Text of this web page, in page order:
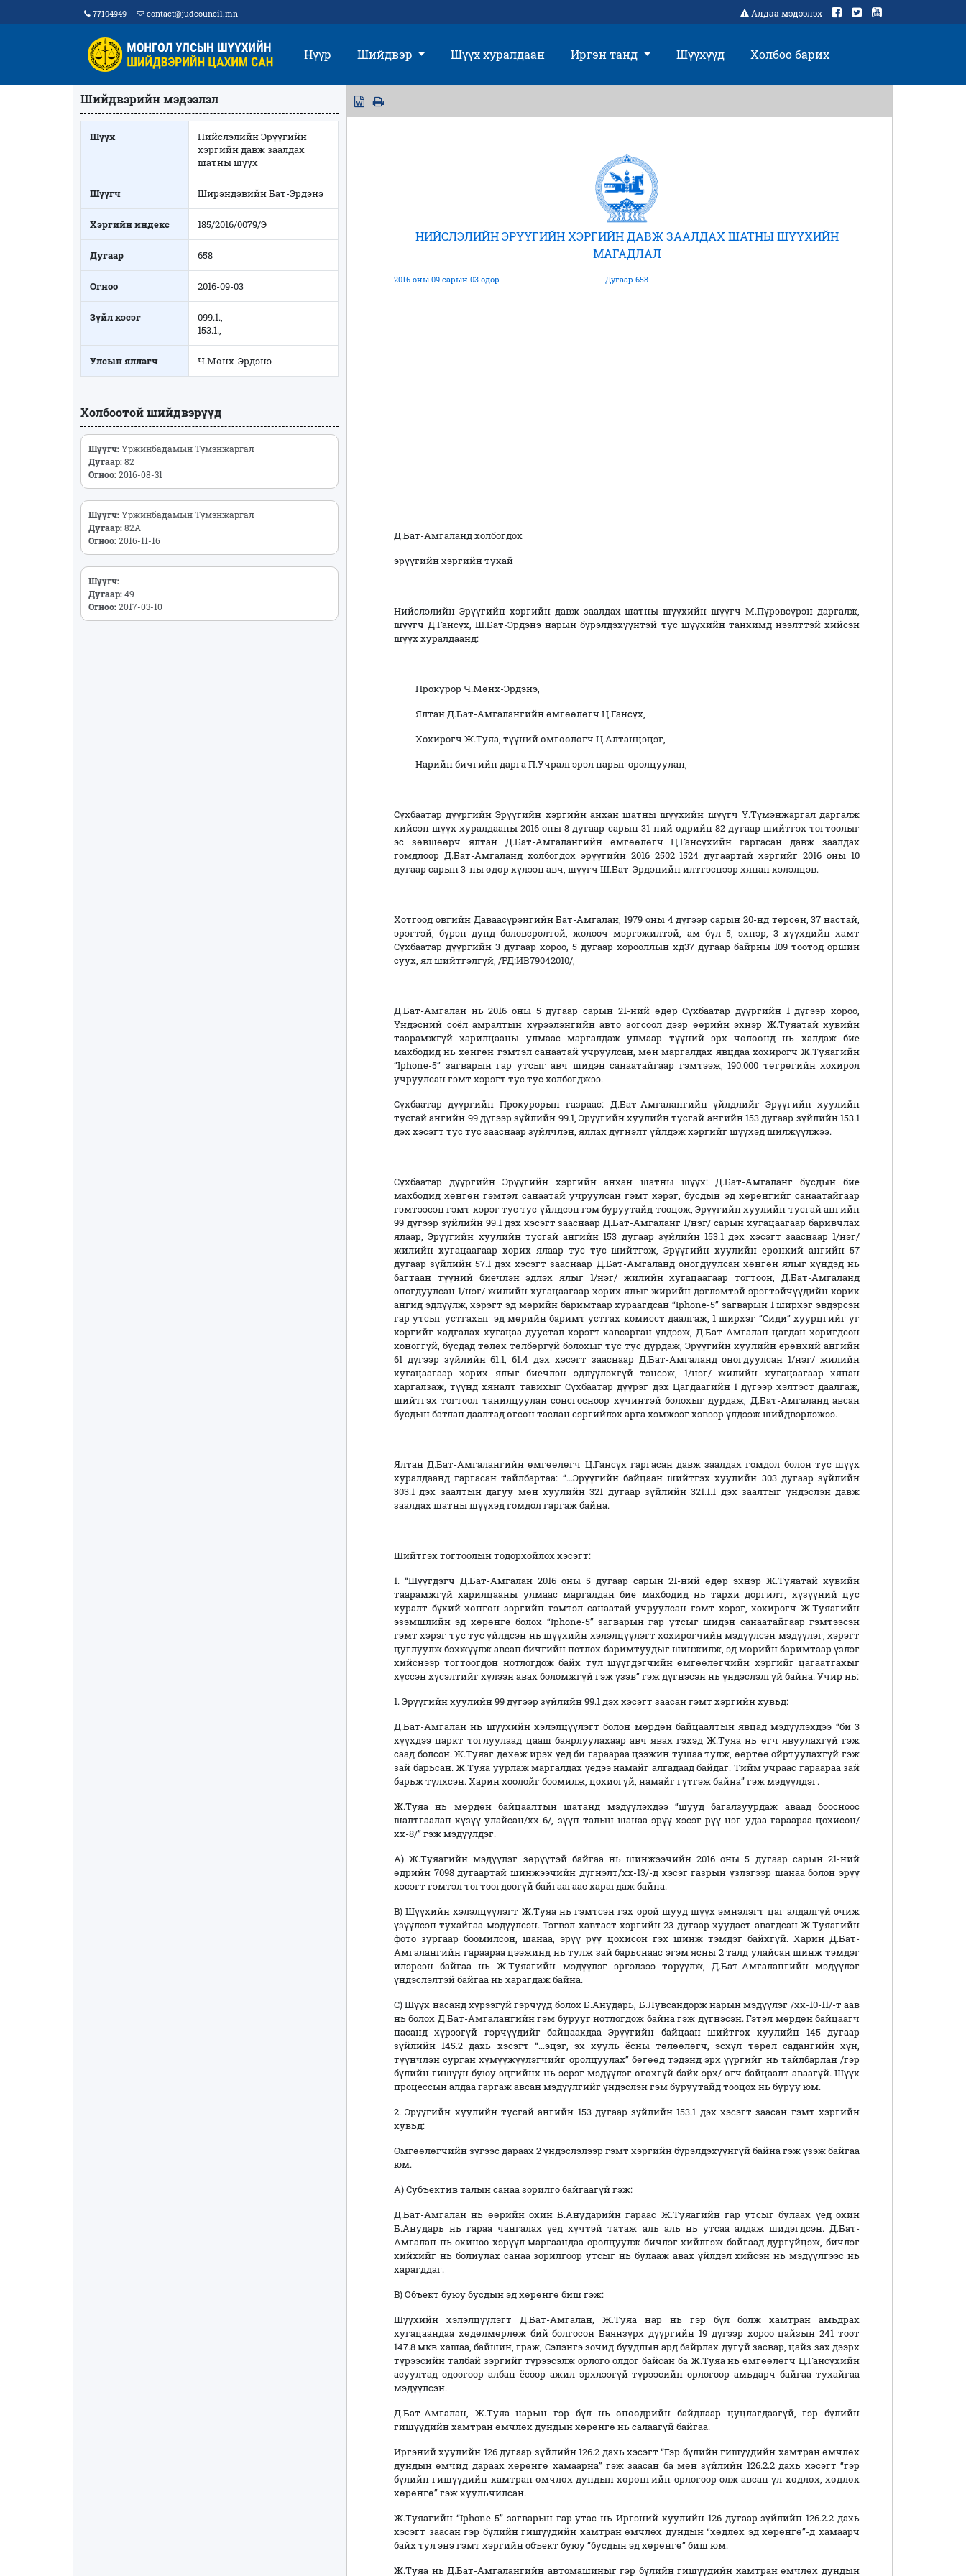
77104949 contact@judcouncil.mn Алдаа мэдээлэх
Нүүр Шийдвэр Шүүх хуралдаан Иргэн танд Шүүхүүд Холбоо барих
Шийдвэрийн мэдээлэл
Шүүх
Нийслэлийн Эрүүгийн
хэргийн давж заалдах
шатны шүүх
Шүүгч Ширэндэвийн Бат-Эрдэнэ
Хэргийн индекс 185/2016/0079/Э
Дугаар 658
Огноо 2016-09-03
Зүйл хэсэг
099.1.,
153.1.,
Улсын яллагч Ч.Мөнх-Эрдэнэ
Холбоотой шийдвэрүүд
Шүүгч:Үржинбадамын Түмэнжаргал
Дугаар:82
Огноо:2016-08-31
Шүүгч:Үржинбадамын Түмэнжаргал
Дугаар:82А
Огноо:2016-11-16
Шүүгч:
Дугаар:49
Огноо:2017-03-10
НИЙСЛЭЛИЙН ЭРҮҮГИЙН ХЭРГИЙН ДАВЖ ЗААЛДАХ ШАТНЫ ШҮҮХИЙН
МАГАДЛАЛ
2016 оны 09 сарын 03 өдөр Дугаар 658
Д.Бат-Амгаланд холбогдох
эрүүгийн хэргийн тухай
Нийслэлийн Эрүүгийн хэргийн давж заалдах шатны шүүхийн шүүгч М.Пүрэвсүрэн даргалж,
шүүгч Д.Гансүх, Ш.Бат-Эрдэнэ нарын бүрэлдэхүүнтэй тус шүүхийн танхимд нээлттэй хийсэн
шүүх хуралдаанд:
Прокурор Ч.Мөнх-Эрдэнэ,
Ялтан Д.Бат-Амгалангийн өмгөөлөгч Ц.Гансүх,
Хохирогч Ж.Туяа, түүний өмгөөлөгч Ц.Алтанцэцэг,
Нарийн бичгийн дарга П.Учралгэрэл нарыг оролцуулан,
Сүхбаатар дүүргийн Эрүүгийн хэргийн анхан шатны шүүхийн шүүгч Ү.Түмэнжаргал даргалж
хийсэн шүүх хуралдааны 2016 оны 8 дугаар сарын 31-ний өдрийн 82 дугаар шийтгэх тогтоолыг
эс зөвшөөрч ялтан Д.Бат-Амгалангийн өмгөөлөгч Ц.Гансүхийн гаргасан давж заалдах
гомдлоор Д.Бат-Амгаланд холбогдох эрүүгийн 2016 2502 1524 дугаартай хэргийг 2016 оны 10
дугаар сарын 3-ны өдөр хүлээн авч, шүүгч Ш.Бат-Эрдэнийн илтгэснээр хянан хэлэлцэв.
Хотгоод овгийн Даваасүрэнгийн Бат-Амгалан, 1979 оны 4 дүгээр сарын 20-нд төрсөн, 37 настай,
эрэгтэй, бүрэн дунд боловсролтой, жолооч мэргэжилтэй, ам бүл 5, эхнэр, 3 хүүхдийн хамт
Сүхбаатар дүүргийн 3 дугаар хороо, 5 дугаар хорооллын хд37 дугаар байрны 109 тоотод оршин
суух, ял шийтгэлгүй, /РД:ИВ79042010/,
Д.Бат-Амгалан нь 2016 оны 5 дугаар сарын 21-ний өдөр Сүхбаатар дүүргийн 1 дүгээр хороо,
Үндэсний соёл амралтын хүрээлэнгийн авто зогсоол дээр өөрийн эхнэр Ж.Туяатай хувийн
таарамжгүй харилцааны улмаас маргалдаж улмаар түүний эрх чөлөөнд нь халдаж бие
махбодид нь хөнгөн гэмтэл санаатай учруулсан, мөн маргалдах явцдаа хохирогч Ж.Туяагийн
“Iphone-5” загварын гар утсыг авч шидэн санаатайгаар гэмтээж, 190.000 төгрөгийн хохирол
учруулсан гэмт хэрэгт тус тус холбогджээ.
Сүхбаатар дүүргийн Прокурорын газраас: Д.Бат-Амгалангийн үйлдлийг Эрүүгийн хуулийн
тусгай ангийн 99 дүгээр зүйлийн 99.1, Эрүүгийн хуулийн тусгай ангийн 153 дугаар зүйлийн 153.1
дэх хэсэгт тус тус зааснаар зүйлчлэн, яллах дүгнэлт үйлдэж хэргийг шүүхэд шилжүүлжээ.
Сүхбаатар дүүргийн Эрүүгийн хэргийн анхан шатны шүүх: Д.Бат-Амгаланг бусдын бие
махбодид хөнгөн гэмтэл санаатай учруулсан гэмт хэрэг, бусдын эд хөрөнгийг санаатайгаар
гэмтээсэн гэмт хэрэг тус тус үйлдсэн гэм буруутайд тооцож, Эрүүгийн хуулийн тусгай ангийн
99 дүгээр зүйлийн 99.1 дэх хэсэгт зааснаар Д.Бат-Амгаланг 1/нэг/ сарын хугацаагаар баривчлах
ялаар, Эрүүгийн хуулийн тусгай ангийн 153 дугаар зүйлийн 153.1 дэх хэсэгт зааснаар 1/нэг/
жилийн хугацаагаар хорих ялаар тус тус шийтгэж, Эрүүгийн хуулийн ерөнхий ангийн 57
дугаар зүйлийн 57.1 дэх хэсэгт зааснаар Д.Бат-Амгаланд оногдуулсан хөнгөн ялыг хүндэд нь
багтаан түүний биечлэн эдлэх ялыг 1/нэг/ жилийн хугацаагаар тогтоон, Д.Бат-Амгаланд
оногдуулсан 1/нэг/ жилийн хугацаагаар хорих ялыг жирийн дэглэмтэй эрэгтэйчүүдийн хорих
ангид эдлүүлж, хэрэгт эд мөрийн баримтаар хураагдсан “Iphone-5” загварын 1 ширхэг эвдэрсэн
гар утсыг устгахыг эд мөрийн баримт устгах комисст даалгаж, 1 ширхэг “Сиди” хуурцгийг уг
хэргийг хадгалах хугацаа дуустал хэрэгт хавсарган үлдээж, Д.Бат-Амгалан цагдан хоригдсон
хоноггүй, бусдад төлөх төлбөргүй болохыг тус тус дурдаж, Эрүүгийн хуулийн ерөнхий ангийн
61 дүгээр зүйлийн 61.1, 61.4 дэх хэсэгт зааснаар Д.Бат-Амгаланд оногдуулсан 1/нэг/ жилийн
хугацаагаар хорих ялыг биечлэн эдлүүлэхгүй тэнсэж, 1/нэг/ жилийн хугацаагаар хянан
харгалзаж, түүнд хяналт тавихыг Сүхбаатар дүүрэг дэх Цагдаагийн 1 дүгээр хэлтэст даалгаж,
шийтгэх тогтоол танилцуулан сонсгосноор хүчинтэй болохыг дурдаж, Д.Бат-Амгаланд авсан
бусдын батлан даалтад өгсөн таслан сэргийлэх арга хэмжээг хэвээр үлдээж шийдвэрлэжээ.
Ялтан Д.Бат-Амгалангийн өмгөөлөгч Ц.Гансүх гаргасан давж заалдах гомдол болон тус шүүх
хуралдаанд гаргасан тайлбартаа: “...Эрүүгийн байцаан шийтгэх хуулийн 303 дугаар зүйлийн
303.1 дэх заалтын дагуу мөн хуулийн 321 дугаар зүйлийн 321.1.1 дэх заалтыг үндэслэн давж
заалдах шатны шүүхэд гомдол гаргаж байна.
Шийтгэх тогтоолын тодорхойлох хэсэгт:
1. “Шүүгдэгч Д.Бат-Амгалан 2016 оны 5 дугаар сарын 21-ний өдөр эхнэр Ж.Туяатай хувийн
таарамжгүй харилцааны улмаас маргалдан бие махбодид нь тархи доргилт, хүзүүний цус
хуралт бүхий хөнгөн зэргийн гэмтэл санаатай учруулсан гэмт хэрэг, хохирогч Ж.Туяагийн
эзэмшлийн эд хөрөнгө болох “Iphone-5” загварын гар утсыг шидэн санаатайгаар гэмтээсэн
гэмт хэрэг тус тус үйлдсэн нь шүүхийн хэлэлцүүлэгт хохирогчийн мэдүүлсэн мэдүүлэг, хэрэгт
цуглуулж бэхжүүлж авсан бичгийн нотлох баримтуудыг шинжилж, эд мөрийн баримтаар үзлэг
хийснээр тогтоогдон нотлогдож байх тул шүүгдэгчийн өмгөөлөгчийн хэргийг цагаатгахыг
хүссэн хүсэлтийг хүлээн авах боломжгүй гэж үзэв” гэж дүгнэсэн нь үндэслэлгүй байна. Учир нь:
1. Эрүүгийн хуулийн 99 дүгээр зүйлийн 99.1 дэх хэсэгт заасан гэмт хэргийн хувьд:
Д.Бат-Амгалан нь шүүхийн хэлэлцүүлэгт болон мөрдөн байцаалтын явцад мэдүүлэхдээ “би 3
хүүхдээ паркт тоглуулаад цааш баярлуулахаар авч явах гэхэд Ж.Туяа нь өгч явуулахгүй гэж
саад болсон. Ж.Туяаг дөхөж ирэх үед би гараараа цээжин тушаа тулж, өөртөө ойртуулахгүй гэж
зай барьсан. Ж.Туяа уурлаж маргалдах үедээ намайг алгадаад байдаг. Тийм учраас гараараа зай
барьж түлхсэн. Харин хоолойг боомилж, цохиогүй, намайг гүтгэж байна” гэж мэдүүлдэг.
Ж.Туяа нь мөрдөн байцаалтын шатанд мэдүүлэхдээ “шууд багалзуурдаж аваад боосноос
шалтгаалан хүзүү улайсан/хх-6/, зүүн талын шанаа эрүү хэсэг рүү нэг удаа гараараа цохисон/
хх-8/” гэж мэдүүлдэг.
А) Ж.Туяагийн мэдүүлэг зөрүүтэй байгаа нь шинжээчийн 2016 оны 5 дугаар сарын 21-ний
өдрийн 7098 дугаартай шинжээчийн дүгнэлт/хх-13/-д хэсэг газрын үзлэгээр шанаа болон эрүү
хэсэгт гэмтэл тогтоогдоогүй байгаагаас харагдаж байна.
B) Шүүхийн хэлэлцүүлэгт Ж.Туяа нь гэмтсэн гэх орой шууд шүүх эмнэлэгт цаг алдалгүй очиж
үзүүлсэн тухайгаа мэдүүлсэн. Тэгвэл хавтаст хэргийн 23 дугаар хуудаст авагдсан Ж.Туяагийн
фото зургаар боомилсон, шанаа, эрүү рүү цохисон гэх шинж тэмдэг байхгүй. Харин Д.Бат-
Амгалангийн гараараа цээжинд нь тулж зай барьснаас эгэм ясны 2 талд улайсан шинж тэмдэг
илэрсэн байгаа нь Ж.Туяагийн мэдүүлэг эргэлзээ төрүүлж, Д.Бат-Амгалангийн мэдүүлэг
үндэслэлтэй байгаа нь харагдаж байна.
C) Шүүх насанд хүрээгүй гэрчүүд болох Б.Анударь, Б.Лувсандорж нарын мэдүүлэг /хх-10-11/-т аав
нь болох Д.Бат-Амгалангийн гэм бурууг нотлогдож байна гэж дүгнэсэн. Гэтэл мөрдөн байцаагч
насанд хүрээгүй гэрчүүдийг байцаахдаа Эрүүгийн байцаан шийтгэх хуулийн 145 дугаар
зүйлийн 145.2 дахь хэсэгт “...эцэг, эх хууль ёсны төлөөлөгч, эсхүл төрөл садангийн хүн,
түүнчлэн сурган хүмүүжүүлэгчийг оролцуулах” бөгөөд тэдэнд эрх үүргийг нь тайлбарлан /гэр
бүлийн гишүүн буюу эцгийнх нь эсрэг мэдүүлэг өгөхгүй байх эрх/ өгч байцаалт аваагүй. Шүүх
процессын алдаа гаргаж авсан мэдүүлгийг үндэслэн гэм буруутайд тооцох нь буруу юм.
2. Эрүүгийн хуулийн тусгай ангийн 153 дугаар зүйлийн 153.1 дэх хэсэгт заасан гэмт хэргийн
хувьд:
Өмгөөлөгчийн зүгээс дараах 2 үндэслэлээр гэмт хэргийн бүрэлдэхүүнгүй байна гэж үзэж байгаа
юм.
А) Субъектив талын санаа зорилго байгаагүй гэж:
Д.Бат-Амгалан нь өөрийн охин Б.Анударийн гараас Ж.Туяагийн гар утсыг булаах үед охин
Б.Анударь нь гараа чангалах үед хүчтэй татаж аль аль нь утсаа алдаж шидэгдсэн. Д.Бат-
Амгалан нь охиноо хэрүүл маргаандаа оролцуулж бичлэг хийлгэж байгаад дургүйцэж, бичлэг
хийхийг нь болиулах санаа зорилгоор утсыг нь булааж авах үйлдэл хийсэн нь мэдүүлгээс нь
харагддаг.
B) Объект буюу бусдын эд хөрөнгө биш гэж:
Шүүхийн хэлэлцүүлэгт Д.Бат-Амгалан, Ж.Туяа нар нь гэр бүл болж хамтран амьдрах
хугацаандаа хөдөлмөрлөж бий болгосон Баянзүрх дүүргийн 19 дүгээр хороо цайзын 241 тоот
147.8 мкв хашаа, байшин, граж, Сэлэнгэ зочид буудлын ард байрлах дугуй засвар, цайз зах дээрх
түрээсийн талбай зэргийг түрээсэлж орлого олдог байсан ба Ж.Туяа нь өмгөөлөгч Ц.Гансүхийн
асуултад одоогоор албан ёсоор ажил эрхлээгүй түрээсийн орлогоор амьдарч байгаа тухайгаа
мэдүүлсэн.
Д.Бат-Амгалан, Ж.Туяа нарын гэр бүл нь өнөөдрийн байдлаар цуцлагдаагүй, гэр бүлийн
гишүүдийн хамтран өмчлөх дундын хөрөнгө нь салаагүй байгаа.
Иргэний хуулийн 126 дугаар зүйлийн 126.2 дахь хэсэгт “Гэр бүлийн гишүүдийн хамтран өмчлөх
дундын өмчид дараах хөрөнгө хамаарна” гэж заасан ба мөн зүйлийн 126.2.2 дахь хэсэгт “гэр
бүлийн гишүүдийн хамтран өмчлөх дундын хөрөнгийн орлогоор олж авсан үл хөдлөх, хөдлөх
хөрөнгө” гэж хуульчилсан.
Ж.Туяагийн “Iphone-5” загварын гар утас нь Иргэний хуулийн 126 дугаар зүйлийн 126.2.2 дахь
хэсэгт заасан гэр бүлийн гишүүдийн хамтран өмчлөх дундын “хөдлөх эд хөрөнгө”-д хамаарч
байх тул энэ гэмт хэргийн объект буюу “бусдын эд хөрөнгө” биш юм.
Ж.Туяа нь Д.Бат-Амгалангийн автомашиныг гэр бүлийн гишүүдийн хамтран өмчлөх дундын